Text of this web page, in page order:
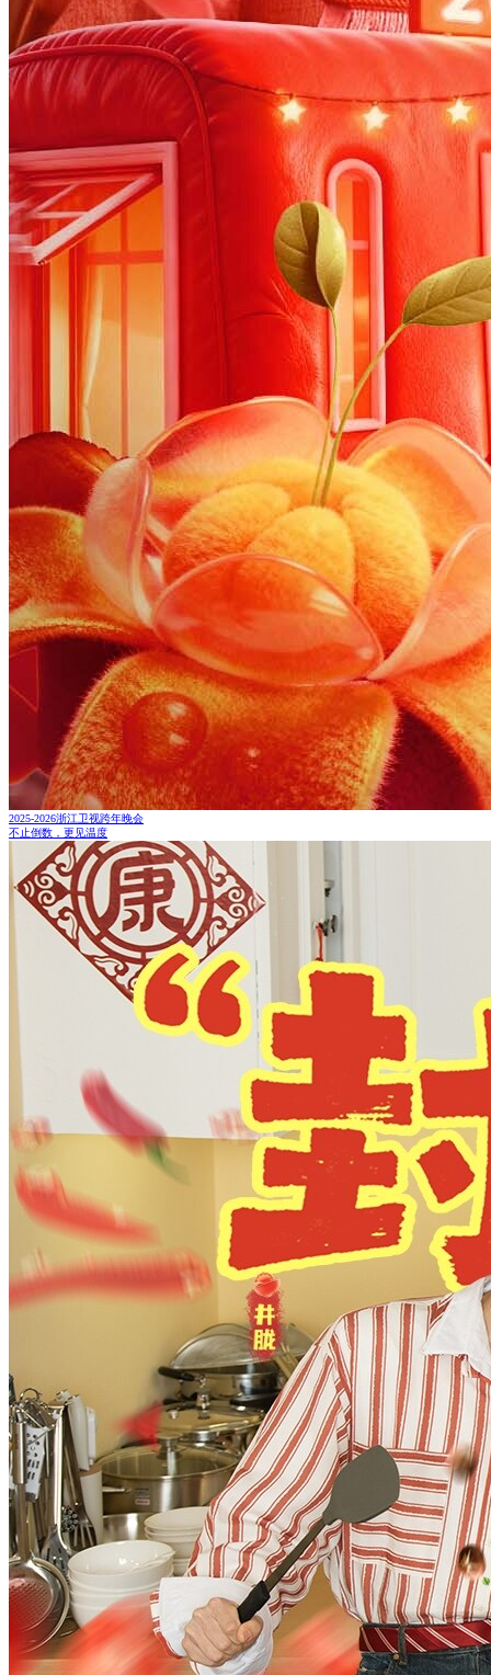
2025-2026浙江卫视跨年晚会
不止倒数，更见温度